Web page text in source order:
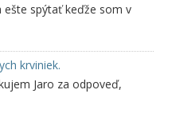
ešte spýtať keďže som v
krviniek.
Jaro za odpoveď,